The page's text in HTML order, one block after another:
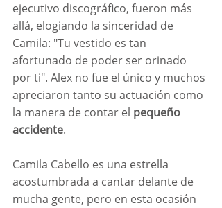
ejecutivo discográfico, fueron más
allá, elogiando la sinceridad de
Camila: "Tu vestido es tan
afortunado de poder ser orinado
por ti". Alex no fue el único y muchos
apreciaron tanto su actuación como
la manera de contar el pequeño
accidente.
Camila Cabello es una estrella
acostumbrada a cantar delante de
mucha gente, pero en esta ocasión